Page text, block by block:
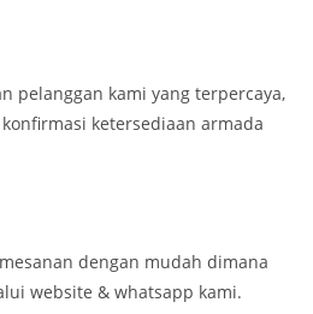
pelanggan kami yang terpercaya,
ketersediaan armada
dengan mudah dimana
website & whatsapp kami.